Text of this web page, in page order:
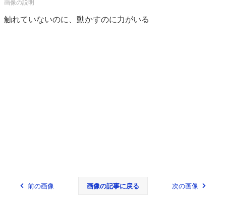
触れていないのに、動かすのに力がいる
前の画像 画像の記事に戻る 次の画像